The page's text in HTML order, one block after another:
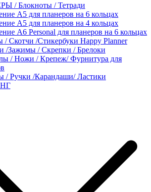
/ Блокноты / Тетради
А5 для планеров на 6 кольцах
А5 для планеров на 4 кольцах
А6 Personal для планеров на 6 кольцах
/ Скотчи /Стикербуки Happy Planner
/Зажимы / Скрепки / Брелоки
/ Ножи / Крепеж/ Фурнитура для
/ Ручки /Карандаши/ Ластики